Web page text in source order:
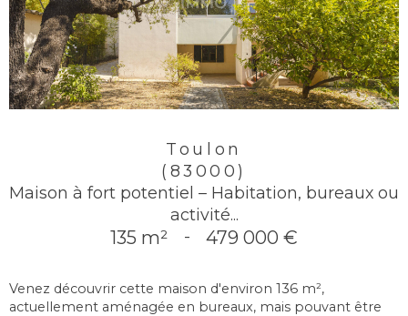
Toulon
(83000)
Maison à fort potentiel – Habitation, bureaux ou
activité...
135 m² - 479 000 €
Venez découvrir cette maison d'environ 136 m²,
actuellement aménagée en bureaux, mais pouvant être